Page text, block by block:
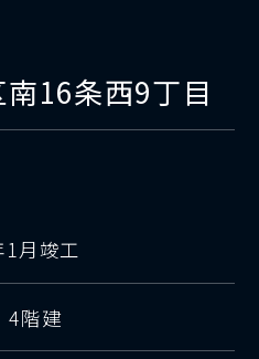
16条西9丁目
月竣工
階建